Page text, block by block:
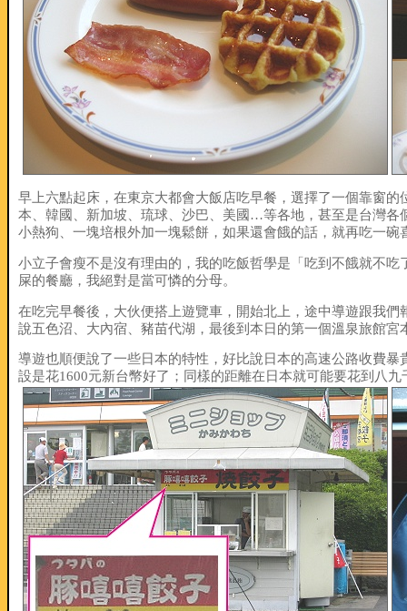
早上六點起床，在東京大都會大飯店吃早餐，選擇了一個靠窗
本、韓國、新加坡、琉球、沙巴、美國…等各地，甚至是台灣
小熱狗、一塊培根外加一塊鬆餅，如果還會餓的話，就再吃一碗
小立子會瘦不是沒有理由的，我的吃飯哲學是「吃到不餓就不
屎的餐廳，我絕對是當可憐的分母。
在吃完早餐後，大伙便搭上遊覽車，開始北上，途中導遊跟我
說五色沼、大內宿、豬苗代湖，最後到本日的第一個溫泉旅館宮
導遊也順便說了一些日本的特性，好比說日本的高速公路收費
設是花1600元新台幣好了；同樣的距離在日本就可能要花到八